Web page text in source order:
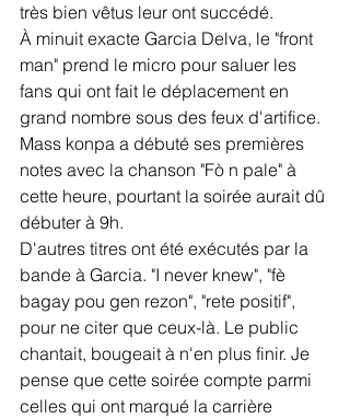
très bien vêtus leur ont succédé.
À minuit exacte Garcia Delva, le "front
man" prend le micro pour saluer les
fans qui ont fait le déplacement en
grand nombre sous des feux d'artifice.
Mass konpa a débuté ses premières
notes avec la chanson "Fò n pale" à
cette heure, pourtant la soirée aurait dû
débuter à 9h.
D'autres titres ont été exécutés par la
bande à Garcia. "I never knew", "fè
bagay pou gen rezon", "rete positif",
pour ne citer que ceux-là. Le public
chantait, bougeait à n'en plus finir. Je
pense que cette soirée compte parmi
celles qui ont marqué la carrière